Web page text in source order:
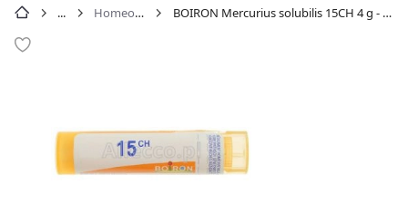
Homeopatia BOIRON Mercurius solubilis 15CH 4 g - cena 15,49 zł